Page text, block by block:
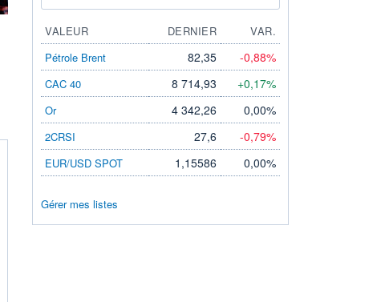
VALEUR DERNIER
VAR.
Pétrole Brent
82,35 -0,88%
CAC 40 8 714,93 +0,17%
Or 4 342,26 0,00%
2CRSI 27,6 -0,79%
EUR/USD SPOT 1,15586 0,00%
Gérer mes listes